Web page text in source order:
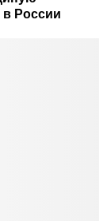
в России